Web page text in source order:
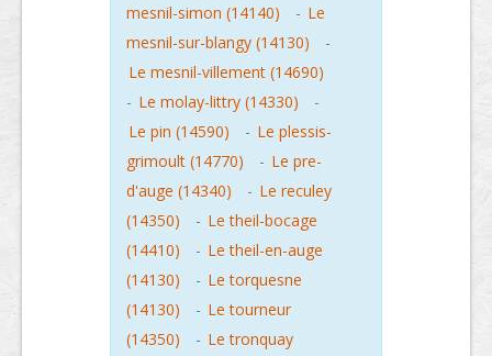
mesnil-simon (14140)
- Le
mesnil-sur-blangy (14130)
-
Le mesnil-villement (14690)
- Le molay-littry (14330)
-
Le pin (14590)
- Le plessis-
grimoult (14770)
- Le pre-
d'auge (14340)
- Le reculey
(14350)
- Le theil-bocage
(14410)
- Le theil-en-auge
(14130)
- Le torquesne
(14130)
- Le tourneur
(14350)
- Le tronquay